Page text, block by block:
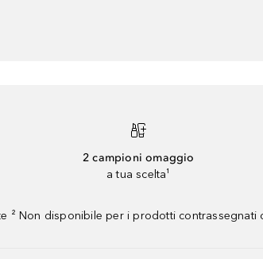
2 campioni omaggio
a tua scelta¹
Non disponibile per i prodotti contrassegnati